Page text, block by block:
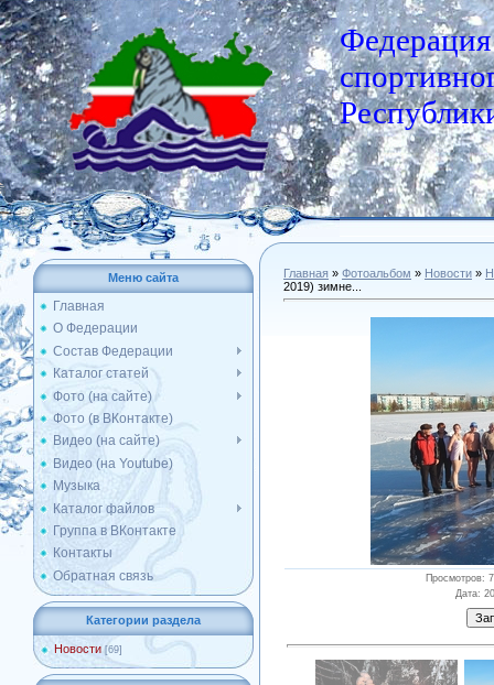
Федерация
Меню сайта
Главная
О Федерации
Состав Федерации
Каталог статей
Фото (на сайте)
Фото (в ВКонтакте)
Видео (на сайте)
Видео (на Youtube)
Музыка
Каталог файлов
Группа в ВКонтакте
Контакты
Обратная связь
Категории раздела
Новости [69]
Главная » Фотоальбом » Новости »
2019) зимне...
Просмотров:
Дата: